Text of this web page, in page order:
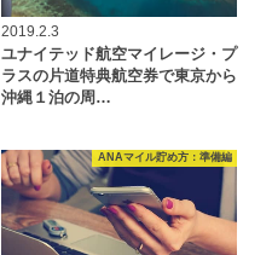
2019.2.3
ユナイテッド航空マイレージ・プ
ラスの片道特典航空券で東京から
沖縄１泊の周…
ANAマイル貯め方：準備編